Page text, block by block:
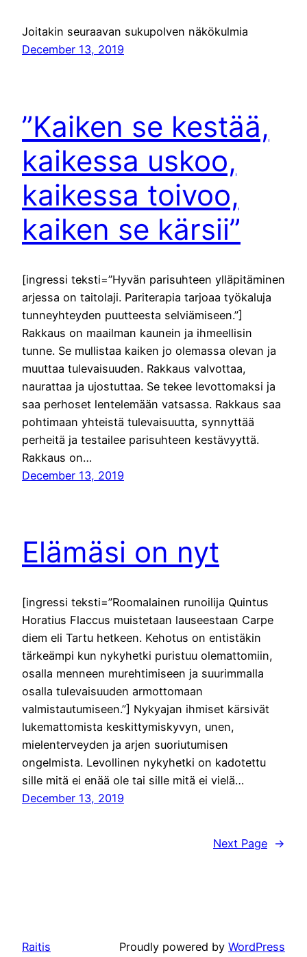
Joitakin seuraavan sukupolven näkökulmia
December 13, 2019
”Kaiken se kestää,
kaikessa uskoo,
kaikessa toivoo,
kaiken se kärsii”
[ingressi teksti=”Hyvän parisuhteen ylläpitäminen
arjessa on taitolaji. Pariterapia tarjoaa työkaluja
tunneyhteyden puutteesta selviämiseen.”]
Rakkaus on maailman kaunein ja ihmeellisin
tunne. Se mullistaa kaiken jo olemassa olevan ja
muuttaa tulevaisuuden. Rakkaus valvottaa,
naurattaa ja ujostuttaa. Se tekee levottomaksi ja
saa perhoset lentelemään vatsassa. Rakkaus saa
pohtimaan yhteistä tulevaisuutta, synnyttää
perheitä ja testailee parisuhteen kestävyyttä.
Rakkaus on…
December 13, 2019
Elämäsi on nyt
[ingressi teksti=”Roomalainen runoilija Quintus
Horatius Flaccus muistetaan lauseestaan Carpe
diem eli Tartu hetkeen. Kehotus on entistäkin
tärkeämpi kun nykyhetki puristuu olemattomiin,
osalla menneen murehtimiseen ja suurimmalla
osalla tulevaisuuden armottomaan
valmistautumiseen.”] Nykyajan ihmiset kärsivät
lukemattomista keskittymiskyvyn, unen,
mielenterveyden ja arjen suoriutumisen
ongelmista. Levollinen nykyhetki on kadotettu
sille mitä ei enää ole tai sille mitä ei vielä…
December 13, 2019
Next Page →
Raitis Proudly powered by WordPress